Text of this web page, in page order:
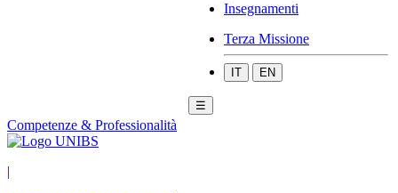
Insegnamenti
Terza Missione
IT EN
☰
Competenze & Professionalità
|